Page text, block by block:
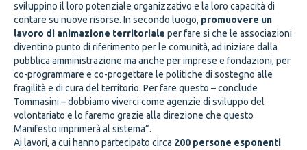
sviluppino il loro potenziale organizzativo e la loro capacità di
contare su nuove risorse. In secondo luogo, promuovere un
lavoro di animazione territoriale per fare si che le associazioni
diventino punto di riferimento per le comunità, ad iniziare dalla
pubblica amministrazione ma anche per imprese e fondazioni, per
co-programmare e co-progettare le politiche di sostegno alle
fragilità e di cura del territorio. Per fare questo – conclude
Tommasini – dobbiamo viverci come agenzie di sviluppo del
volontariato e lo faremo grazie alla direzione che questo
Manifesto imprimerà al sistema”.
Ai lavori, a cui hanno partecipato circa 200 persone esponenti